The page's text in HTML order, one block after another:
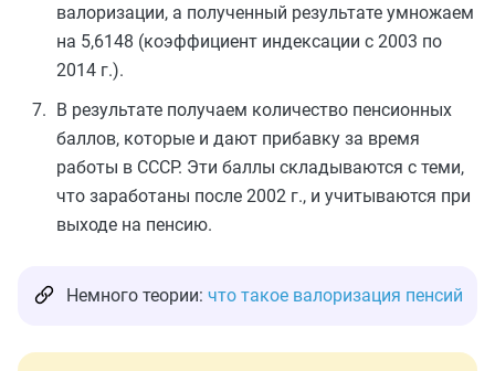
валоризации, а полученный результате умножаем
на 5,6148 (коэффициент индексации с 2003 по
2014 г.).
В результате получаем количество пенсионных
баллов, которые и дают прибавку за время
работы в СССР. Эти баллы складываются с теми,
что заработаны после 2002 г., и учитываются при
выходе на пенсию.
Немного теории: что такое валоризация пенсий